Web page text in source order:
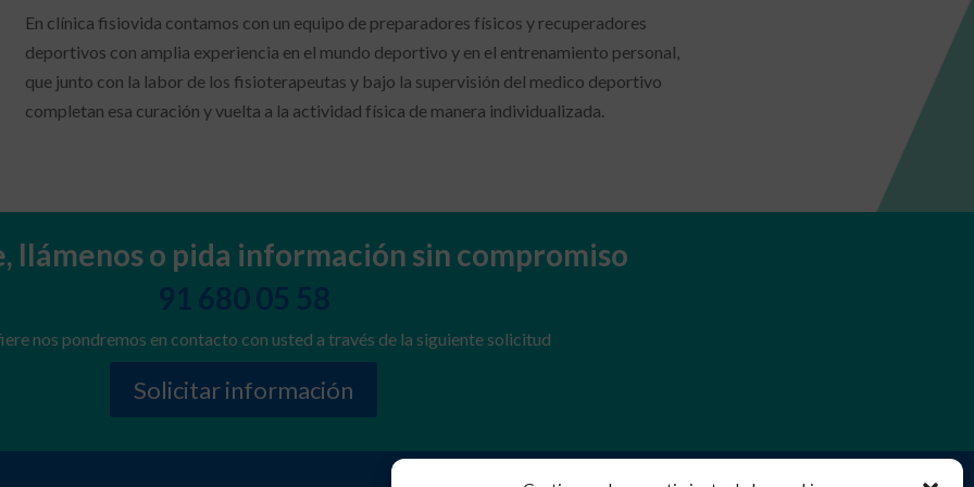
En clínica fisiovida contamos con un equipo de preparadores físicos y recuperadores
deportivos con amplia experiencia en el mundo deportivo y en el entrenamiento personal,
que junto con la labor de los fisioterapeutas y bajo la supervisión del medico deportivo
completan esa curación y vuelta a la actividad física de manera individualizada.
llámenos o pida información sin compromiso
91 680 05 58
nos pondremos en contacto con usted a través de la siguiente solicitud
Solicitar información